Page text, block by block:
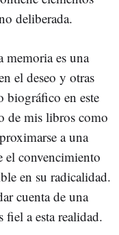
deliberada.
memoria es una
el deseo y otras
biográfico en este
de mis libros como
a una
el convencimiento
en su radicalidad.
cuenta de una
fiel a esta realidad.